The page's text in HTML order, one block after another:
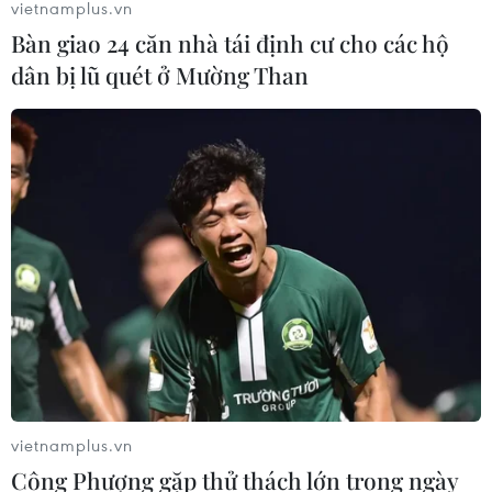
đồng/lít
06/08/2026 08:07
Cà Mau triển khai đợt cao điểm
chống khai thác IUU
06/08/2026 07:25
Hàn Quốc mở rộng điều tra nghi vấn
thông đồng giá sang ngành hóa dầu
06/08/2026 06:56
Kim ngạch thương mại
song phương giữa hai nước Việt Nam
vietnamplus.vn
Bàn giao 24 căn nhà tái định cư cho các hộ
dân bị lũ quét ở Mường Than
vietnamplus.vn
Công Phượng gặp thử thách lớn trong ngày